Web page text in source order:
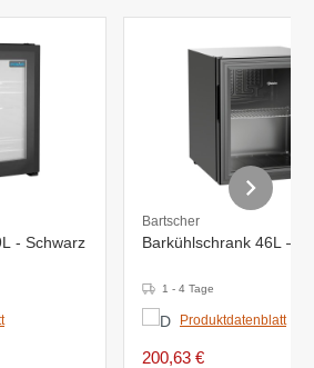
- Schwarz
Bartscher
Barkühlschrank 46L –
1 - 4 Tage
Produktdatenblatt
200,63 €